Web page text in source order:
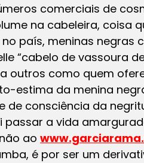
comerciais de
na cabeleira, coisa
país, meninas negras
“cabelo de vassoura
outros como quem
estima da menina
consciência da
a vida
ao
é por ser um